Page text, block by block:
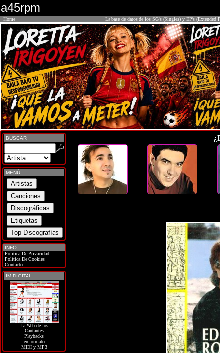
a45rpm
Home La base de datos de los SG's (Singles) y EP's (Extended
BUSCAR
MENÚ
INFO
Política De Privacidad
Política De Cookies
Contacto
IM DIGITAL
La Web de los
Cantantes
Playbacks
en formato
MIDI y MP3